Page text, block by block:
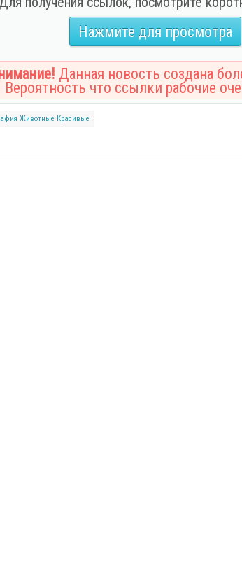
Нажмите для просмотра
Данная новость создана
Вероятность что ссылки рабочие
Животные Красивые